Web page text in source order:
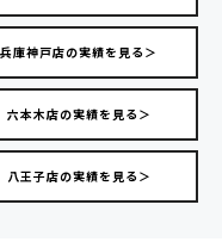
兵庫神戸店の実績を見る＞
六本木店の実績を見る＞
八王子店の実績を見る＞